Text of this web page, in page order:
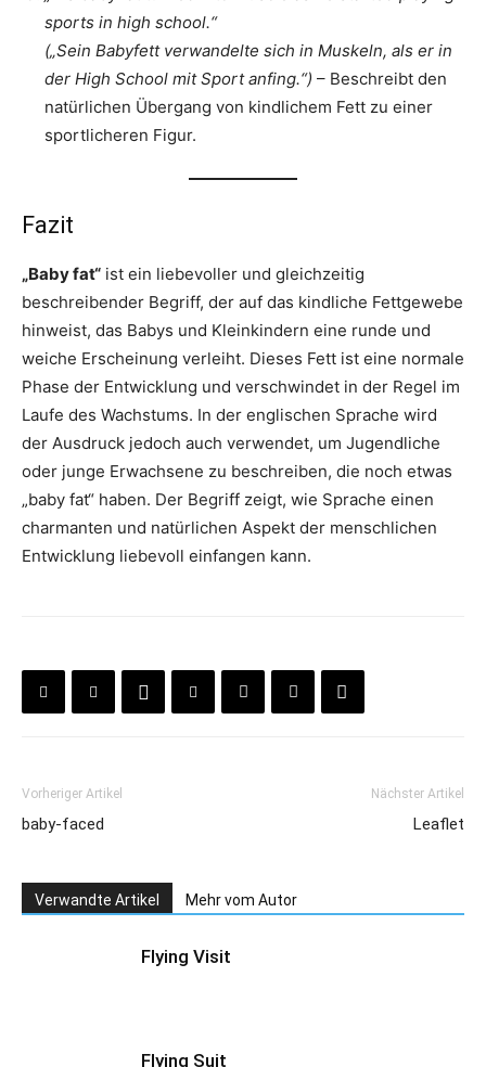
sports in high school.“
(„Sein Babyfett verwandelte sich in Muskeln, als er in
der High School mit Sport anfing.“) – Beschreibt den
natürlichen Übergang von kindlichem Fett zu einer
sportlicheren Figur.
Fazit
„Baby fat“ ist ein liebevoller und gleichzeitig
beschreibender Begriff, der auf das kindliche Fettgewebe
hinweist, das Babys und Kleinkindern eine runde und
weiche Erscheinung verleiht. Dieses Fett ist eine normale
Phase der Entwicklung und verschwindet in der Regel im
Laufe des Wachstums. In der englischen Sprache wird
der Ausdruck jedoch auch verwendet, um Jugendliche
oder junge Erwachsene zu beschreiben, die noch etwas
„baby fat“ haben. Der Begriff zeigt, wie Sprache einen
charmanten und natürlichen Aspekt der menschlichen
Entwicklung liebevoll einfangen kann.
Vorheriger Artikel
baby-faced
Nächster Artikel
Leaflet
Verwandte Artikel Mehr vom Autor
Flying Visit
Flying Suit